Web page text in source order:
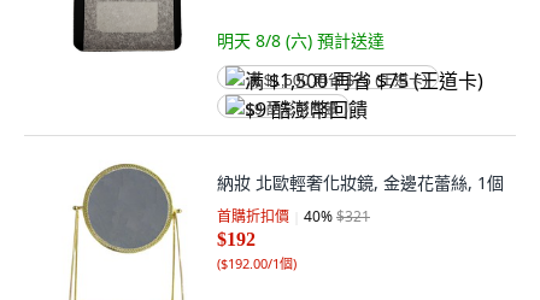
明天 8/8 (六) 預計送達
满 $1,500 再省 $75 (王道卡)
$9 酷澎幣回饋
納妝 北歐輕奢化妝鏡, 金邊花蕾絲, 1個
首購折扣價 40%$321
$192
($192.00/1個)